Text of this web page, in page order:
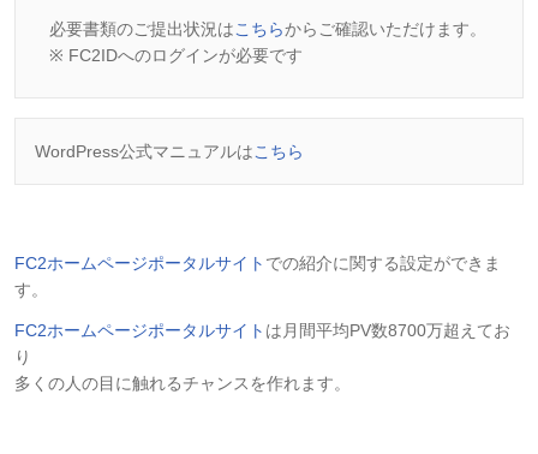
必要書類のご提出状況はこちらからご確認いただけます。
※ FC2IDへのログインが必要です
WordPress公式マニュアルはこちら
FC2ホームページポータルサイト での紹介に関する設定ができま
す。
FC2ホームページポータルサイト は月間平均PV数8700万超えてお
り
多くの人の目に触れるチャンスを作れます。